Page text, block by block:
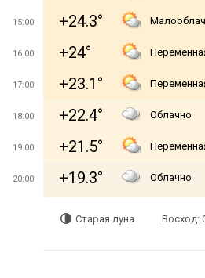
15:00 +24.3°
16:00 +24°
17:00 +23.1°
18:00 +22.4° Облачно
19:00 +21.5°
20:00 +19.3° Облачно
Старая луна Восход: